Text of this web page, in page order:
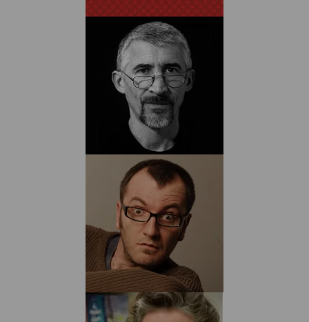
Dessinateur
ANDRÉ
AMOURIQ
Biographie
Albums
Dessinateur
ARANEGA
Biographie
Albums
Dessinateur